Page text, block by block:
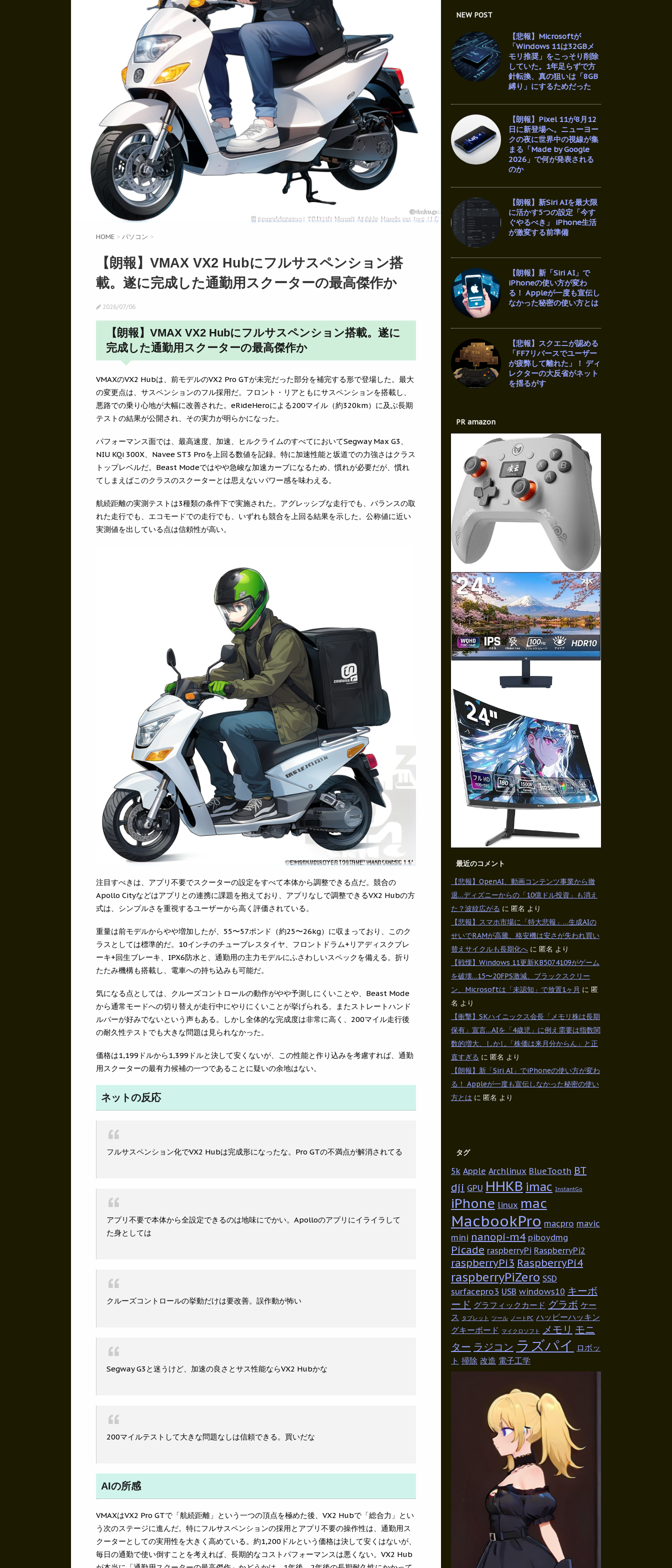
HOME > パソコン >
【朗報】VMAX VX2 Hubにフルサスペンション搭
載。遂に完成した通勤用スクーターの最高傑作か
2026/07/06
【朗報】VMAX VX2 Hubにフルサスペンション搭載。遂に
完成した通勤用スクーターの最高傑作か
VMAXのVX2 Hubは、前モデルのVX2 Pro GTが未完だった部分を補完する形で登場した。最大
の変更点は、サスペンションのフル採用だ。フロント・リアともにサスペンションを搭載し、
悪路での乗り心地が大幅に改善された。eRideHeroによる200マイル（約320km）に及ぶ長期
テストの結果が公開され、その実力が明らかになった。
パフォーマンス面では、最高速度、加速、ヒルクライムのすべてにおいてSegway Max G3、
NIU KQi 300X、Navee ST3 Proを上回る数値を記録。特に加速性能と坂道での力強さはクラス
トップレベルだ。Beast Modeではやや急峻な加速カーブになるため、慣れが必要だが、慣れ
てしまえばこのクラスのスクーターとは思えないパワー感を味わえる。
航続距離の実測テストは3種類の条件下で実施された。アグレッシブな走行でも、バランスの取
れた走行でも、エコモードでの走行でも、いずれも競合を上回る結果を示した。公称値に近い
実測値を出している点は信頼性が高い。
注目すべきは、アプリ不要でスクーターの設定をすべて本体から調整できる点だ。競合の
Apollo Cityなどはアプリとの連携に課題を抱えており、アプリなしで調整できるVX2 Hubの方
式は、シンプルさを重視するユーザーから高く評価されている。
重量は前モデルからやや増加したが、55〜57ポンド（約25〜26kg）に収まっており、このク
ラスとしては標準的だ。10インチのチューブレスタイヤ、フロントドラム+リアディスクブレ
ーキ+回生ブレーキ、IPX6防水と、通勤用の主力モデルにふさわしいスペックを備える。折り
たたみ機構も搭載し、電車への持ち込みも可能だ。
気になる点としては、クルーズコントロールの動作がやや予測しにくいことや、Beast Mode
から通常モードへの切り替えが走行中にやりにくいことが挙げられる。またストレートハンド
ルバーが好みでないという声もある。しかし全体的な完成度は非常に高く、200マイル走行後
の耐久性テストでも大きな問題は見られなかった。
価格は1,199ドルから1,399ドルと決して安くないが、この性能と作り込みを考慮すれば、通勤
用スクーターの最有力候補の一つであることに疑いの余地はない。
ネットの反応
フルサスペンション化でVX2 Hubは完成形になったな。Pro GTの不満点が解消されてる
アプリ不要で本体から全設定できるのは地味にでかい。Apolloのアプリにイライラして
た身としては
クルーズコントロールの挙動だけは要改善。誤作動が怖い
Segway G3と迷うけど、加速の良さとサス性能ならVX2 Hubかな
200マイルテストして大きな問題なしは信頼できる。買いだな
AIの所感
VMAXはVX2 Pro GTで「航続距離」という一つの頂点を極めた後、VX2 Hubで「総合力」とい
う次のステージに進んだ。特にフルサスペンションの採用とアプリ不要の操作性は、通勤用ス
クーターとしての実用性を大きく高めている。約1,200ドルという価格は決して安くはないが、
毎日の通勤で使い倒すことを考えれば、長期的なコストパフォーマンスは悪くない。VX2 Hub
NEW POST
【悲報】Microsoftが
「Windows 11は32GBメ
モリ推奨」をこっそり削除
していた。1年足らずで方
針転換、真の狙いは「8GB
縛り」にするためだった
【朗報】Pixel 11が8月12
日に新登場へ。ニューヨー
クの夜に世界中の視線が集
まる「Made by Google
2026」で何が発表される
のか
【朗報】新Siri AIを最大限
に活かす5つの設定「今す
ぐやるべき」 iPhone生活
が激変する前準備
【朗報】新「Siri AI」で
iPhoneの使い方が変わ
る！ Appleが一度も宣伝し
なかった秘密の使い方とは
【悲報】スクエニが認める
「FF7リバースでユーザー
が疲弊して離れた」！ ディ
レクターの大反省がネット
を揺るがす
PR amazon
最近のコメント
【悲報】OpenAI、動画コンテンツ事業から撤
退…ディズニーからの「10億ドル投資」も消え
た？波紋広がる に 匿名 より
【悲報】スマホ市場に「特大悲報」…生成AIの
せいでRAMが高騰、格安機は安さが失われ買い
替えサイクルも長期化へ に 匿名 より
【戦慄】Windows 11更新KB5074109がゲーム
を破壊…15〜20FPS激減、ブラックスクリー
ン、Microsoftは「未認知」で放置1ヶ月 に 匿
名 より
【衝撃】SKハイニックス会長「メモリ株は長期
保有」宣言…AIを「4歳児」に例え需要は指数関
数的増大、しかし「株価は来月分からん」と正
直すぎる に 匿名 より
【朗報】新「Siri AI」でiPhoneの使い方が変わ
る！ Appleが一度も宣伝しなかった秘密の使い
方とは に 匿名 より
タグ
5k Apple Archlinux BlueTooth BT
dji GPU HHKB imac InstantGo
iPhone linux mac
MacbookPro macpro mavic
mini nanopi-m4 piboydmg
Picade raspberryPi RaspberryPi2
raspberryPi3 RaspberryPi4
raspberryPiZero SSD
surfacepro3 USB windows10 キーボ
ード グラフィックカード グラボ ケー
ス タブレット ツール ノートPC ハッピーハッキン
グキーボード マイクロソフト メモリ モニ
ター ラジコン ラズパイ
ロボッ
ト 掃除 改造 電子工学